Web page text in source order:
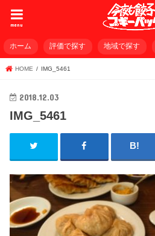
menu
ホーム 評価で探す 地域で探す
HOME IMG_5461
2018.12.03
IMG_5461